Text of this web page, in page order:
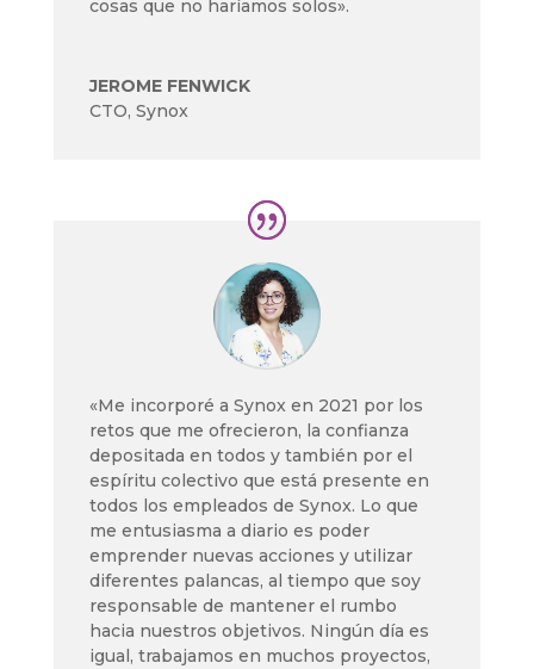
cosas que no haríamos solos».
JEROME FENWICK
CTO, Synox
«Me incorporé a Synox en 2021 por los
retos que me ofrecieron, la confianza
depositada en todos y también por el
espíritu colectivo que está presente en
todos los empleados de Synox. Lo que
me entusiasma a diario es poder
emprender nuevas acciones y utilizar
diferentes palancas, al tiempo que soy
responsable de mantener el rumbo
hacia nuestros objetivos. Ningún día es
igual, trabajamos en muchos proyectos,